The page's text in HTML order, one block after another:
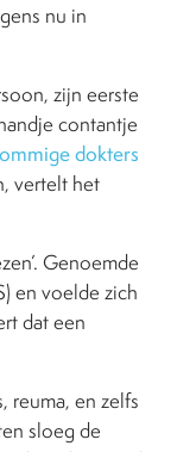
nu in
zijn eerste
contantje
dokters
vertelt het
Genoemde
en voelde zich
dat een
reuma, en zelfs
sloeg de